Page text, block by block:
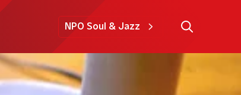
NPO Soul & Jazz